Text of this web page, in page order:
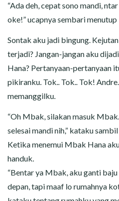
“Ada deh, cepat sono mandi,
oke!” ucapnya sembari
Sontak aku jadi bingung.
terjadi? Jangan-jangan aku
Hana? Pertanyaan-pertanyaan
pikiranku. Tok.. Tok.. Tok!
memanggilku.
“Oh Mbak, silakan masuk
selesai mandi nih,” kataku
Ketika menemui Mbak Hana
handuk.
“Bentar ya Mbak, aku ganti
depan, tapi maaf lo rumahnya